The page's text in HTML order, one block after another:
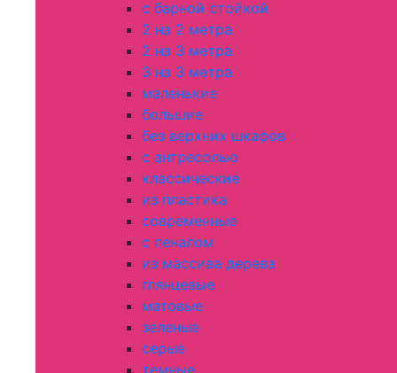
с барной стойкой
2 на 2 метра
2 на 3 метра
3 на 3 метра
маленькие
большие
без верхних шкафов
с антресолью
классические
из пластика
современные
с пеналом
из массива дерева
глянцевые
матовые
зеленые
серые